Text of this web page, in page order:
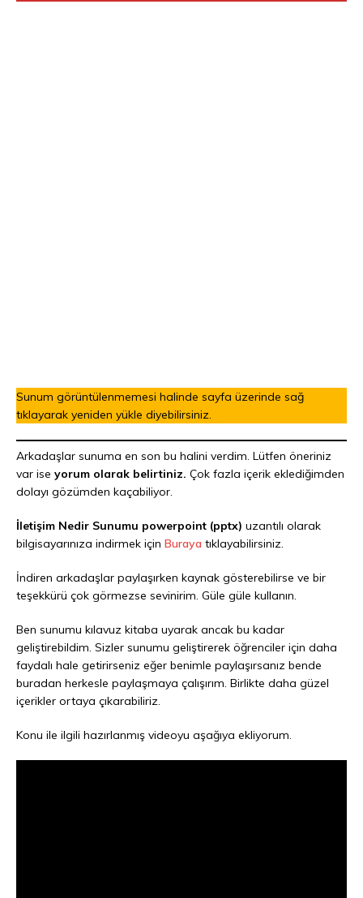
Sunum görüntülenmemesi halinde sayfa üzerinde sağ
tıklayarak yeniden yükle diyebilirsiniz.
Arkadaşlar sunuma en son bu halini verdim. Lütfen öneriniz
var ise yorum olarak belirtiniz. Çok fazla içerik eklediğimden
dolayı gözümden kaçabiliyor.
İletişim Nedir Sunumu powerpoint (pptx) uzantılı olarak
bilgisayarınıza indirmek için Buraya tıklayabilirsiniz.
İndiren arkadaşlar paylaşırken kaynak gösterebilirse ve bir
teşekkürü çok görmezse sevinirim. Güle güle kullanın.
Ben sunumu kılavuz kitaba uyarak ancak bu kadar
geliştirebildim. Sizler sunumu geliştirerek öğrenciler için daha
faydalı hale getirirseniz eğer benimle paylaşırsanız bende
buradan herkesle paylaşmaya çalışırım. Birlikte daha güzel
içerikler ortaya çıkarabiliriz.
Konu ile ilgili hazırlanmış videoyu aşağıya ekliyorum.